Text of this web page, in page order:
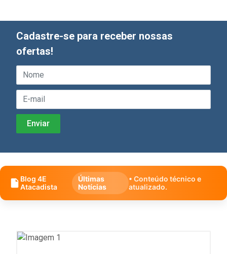
Cadastre-se para receber nossas
ofertas!
Blog 4E
Atacadista
Últimas
Notícias
• Conteúdo técnico e
atualizado.